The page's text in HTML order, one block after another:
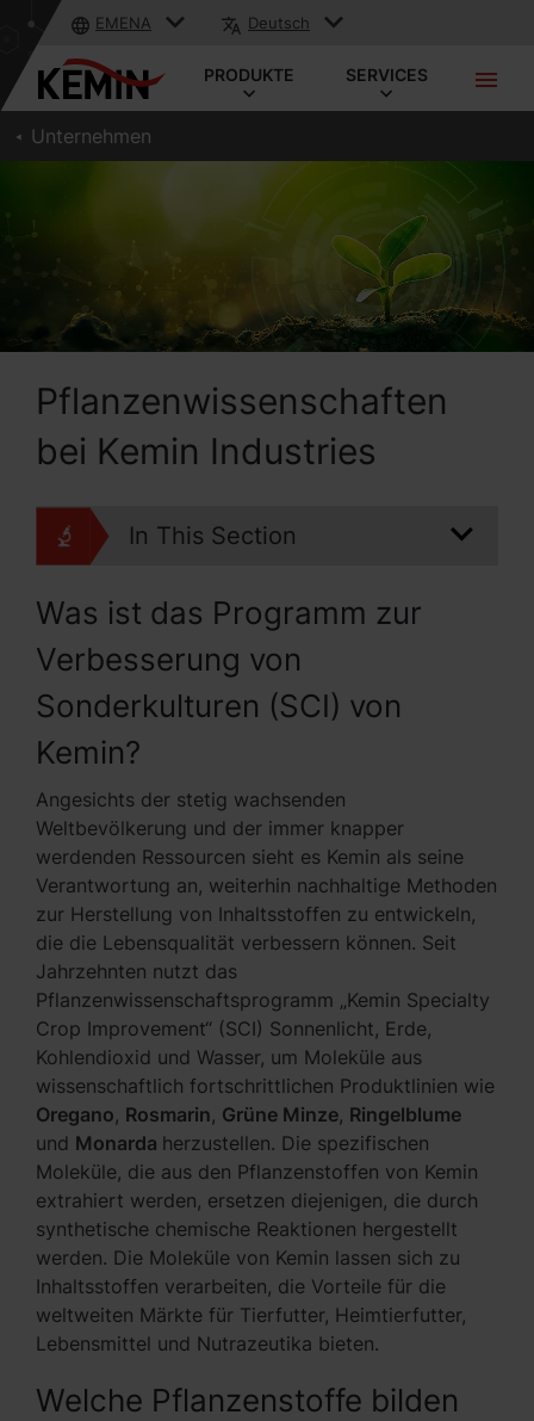
EMENA Deutsch
PRODUKTE SERVICES
Unternehmen
Pflanzenwissenschaften
bei Kemin Industries
In This Section
Was ist das Programm zur
Verbesserung von
Sonderkulturen (SCI) von
Kemin?
Angesichts der stetig wachsenden
Weltbevölkerung und der immer knapper
werdenden Ressourcen sieht es Kemin als seine
Verantwortung an, weiterhin nachhaltige Methoden
zur Herstellung von Inhaltsstoffen zu entwickeln,
die die Lebensqualität verbessern können. Seit
Jahrzehnten nutzt das
Pflanzenwissenschaftsprogramm „Kemin Specialty
Crop Improvement“ (SCI) Sonnenlicht, Erde,
Kohlendioxid und Wasser, um Moleküle aus
wissenschaftlich fortschrittlichen Produktlinien wie
Oregano, Rosmarin, Grüne Minze, Ringelblume
und Monarda herzustellen. Die spezifischen
Moleküle, die aus den Pflanzenstoffen von Kemin
extrahiert werden, ersetzen diejenigen, die durch
synthetische chemische Reaktionen hergestellt
werden. Die Moleküle von Kemin lassen sich zu
Inhaltsstoffen verarbeiten, die Vorteile für die
weltweiten Märkte für Tierfutter, Heimtierfutter,
Lebensmittel und Nutrazeutika bieten.
Welche Pflanzenstoffe bilden